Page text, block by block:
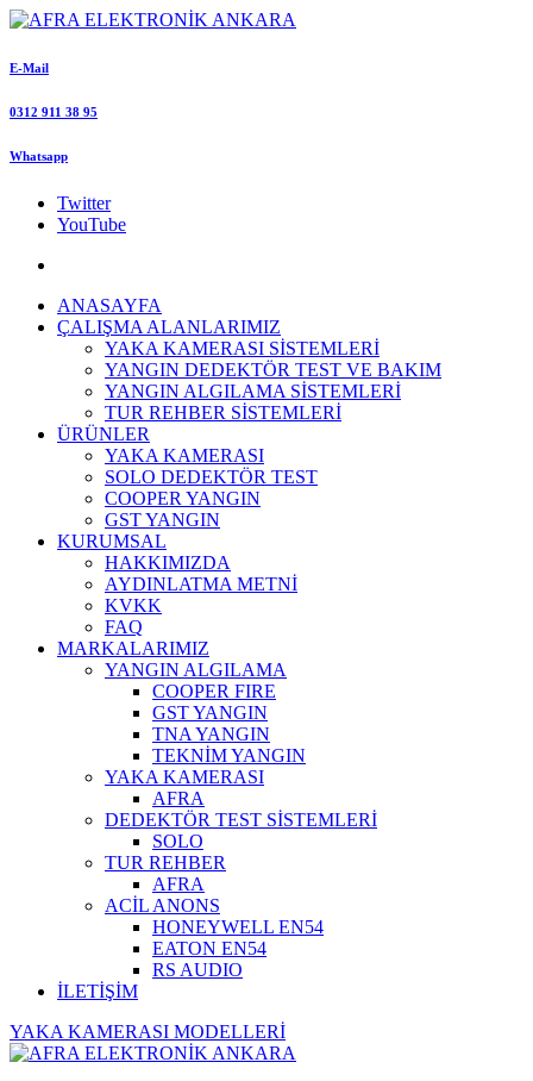
E-Mail
0312 911 38 95
Whatsapp
Twitter
YouTube
ANASAYFA
ÇALIŞMA ALANLARIMIZ
YAKA KAMERASI SİSTEMLERİ
YANGIN DEDEKTÖR TEST VE BAKIM
YANGIN ALGILAMA SİSTEMLERİ
TUR REHBER SİSTEMLERİ
ÜRÜNLER
YAKA KAMERASI
SOLO DEDEKTÖR TEST
COOPER YANGIN
GST YANGIN
KURUMSAL
HAKKIMIZDA
AYDINLATMA METNİ
KVKK
FAQ
MARKALARIMIZ
YANGIN ALGILAMA
COOPER FIRE
GST YANGIN
TNA YANGIN
TEKNİM YANGIN
YAKA KAMERASI
AFRA
DEDEKTÖR TEST SİSTEMLERİ
SOLO
TUR REHBER
AFRA
ACİL ANONS
HONEYWELL EN54
EATON EN54
RS AUDIO
İLETİŞİM
YAKA KAMERASI MODELLERİ